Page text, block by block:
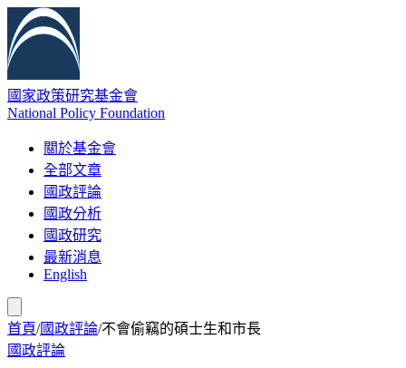
國家政策研究基金會
National Policy Foundation
關於基金會
全部文章
國政評論
國政分析
國政研究
最新消息
English
首頁/國政評論/不會偷竊的碩士生和市長
國政評論